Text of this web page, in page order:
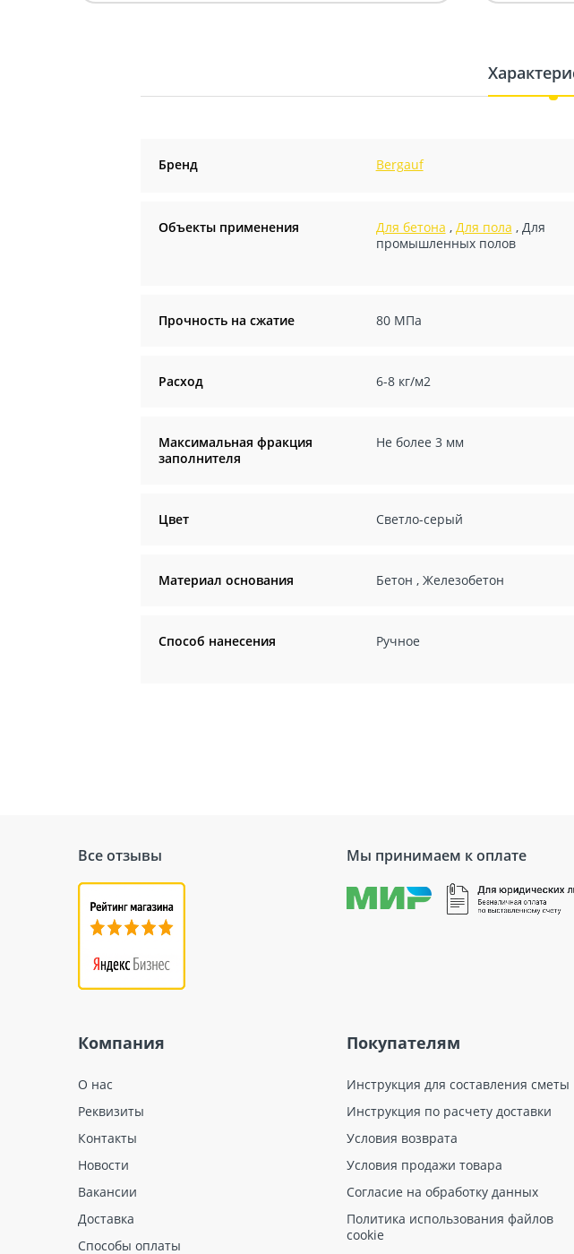
Бренд Bergauf
Объекты применения Для бетона , Для пола , Для
промышленных полов
Прочность на сжатие 80 МПа
Расход 6-8 кг/м2
Максимальная фракция
заполнителя
Не более 3 мм
Цвет Светло-серый
Материал основания Бетон , Железобетон
Способ нанесения Ручное
Все отзывы Мы принимаем к оплате
Компания
О нас
Реквизиты
Контакты
Новости
Вакансии
Доставка
Способы оплаты
Покупателям
Инструкция для составления сметы
Инструкция по расчету доставки
Условия возврата
Условия продажи товара
Согласие на обработку данных
Политика использования файлов
cookie